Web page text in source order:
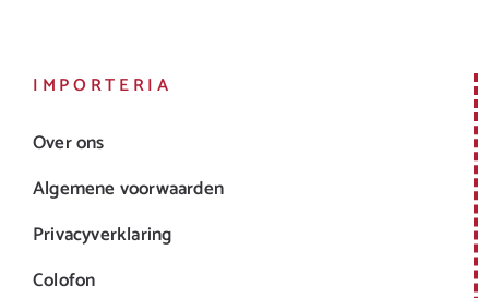
IMPORTERIA
Over ons
Algemene voorwaarden
Privacyverklaring
Colofon